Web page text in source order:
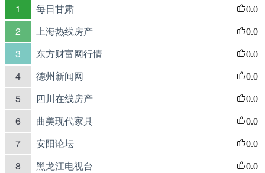
1 每日甘肃 0.0
2 上海热线房产 0.0
3 东方财富网行情 0.0
4 德州新闻网 0.0
5 四川在线房产 0.0
6 曲美现代家具 0.0
7 安阳论坛 0.0
8 黑龙江电视台 0.0